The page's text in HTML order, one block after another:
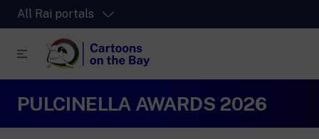
All Rai portals
RaiPlay
PULCINELLA AWARDS 2026